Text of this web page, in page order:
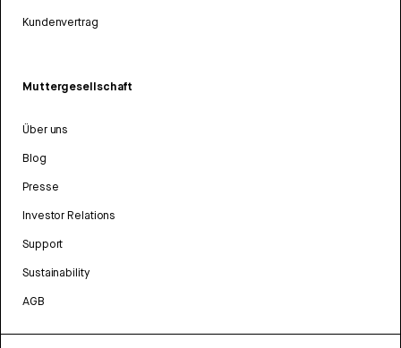
Kundenvertrag
Muttergesellschaft
Über uns
Blog
Presse
Investor Relations
Support
Sustainability
AGB